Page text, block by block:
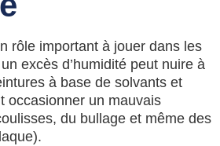
rôle important à jouer dans les
excès d’humidité peut nuire à
à base de solvants et
occasionner un mauvais
du bullage et même des